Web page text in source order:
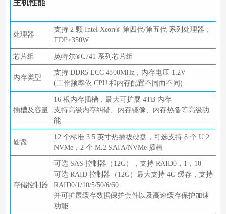
主机性能
处理器
支持 2 颗 Intel Xeon® 第四代/第五代 系列处理器，
TDP≤350W
芯片组 英特尔®C741 系列芯片组
内存类型
支持 DDR5 ECC 4800MHz，内存电压 1.2V
(工作频率依 CPU 和内存配置不同而不同)
插槽及容量
16 根内存插槽，最大可扩展 4TB 内存
支持高级内存纠错、内存镜像、内存热备等高级功
能
硬盘
12 个标准 3.5 英寸热插拔硬盘，可选支持 8 个 U.2
NVMe，2 个 M.2 SATA/NVMe 插槽
存储控制器
可选 SAS 控制器（12G），支持 RAID0，1，10
可选 RAID 控制器（12G）最大支持 4G 缓存，支持
RAID0/1/10/5/50/6/60
并可扩展缓存数据保护套件以及高速缓存保护加速
功能